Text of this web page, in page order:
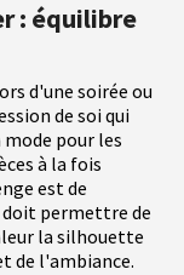
: équilibre
d'une soirée ou
de soi qui
pour les
à la fois
est de
permettre de
la silhouette
de l'ambiance.